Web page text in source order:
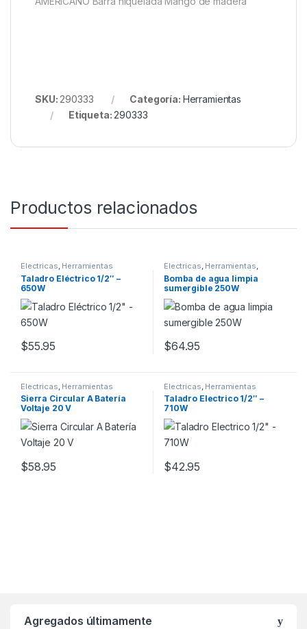
SKU: 290333 Categoría: Herramientas
Etiqueta:290333
Productos relacionados
Electricas, Herramientas
Taladro Eléctrico 1/2″ –
650W
$55.95
Electricas, Herramientas,
Jardinero, Por Profesión
Bomba de agua limpia
sumergible 250W
$64.95
Electricas Herramientas
Sierra Circular A Batería
Voltaje 20 V
$58.95
Electricas Herramientas
Taladro Electrico 1/2″ –
710W
$42.95
Agregados últimamente